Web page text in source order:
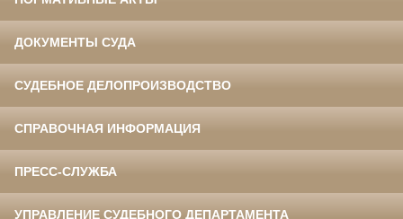
ДОКУМЕНТЫ СУДА
СУДЕБНОЕ ДЕЛОПРОИЗВОДСТВО
СПРАВОЧНАЯ ИНФОРМАЦИЯ
ПРЕСС-СЛУЖБА
УПРАВЛЕНИЕ СУДЕБНОГО ДЕПАРТАМЕНТА